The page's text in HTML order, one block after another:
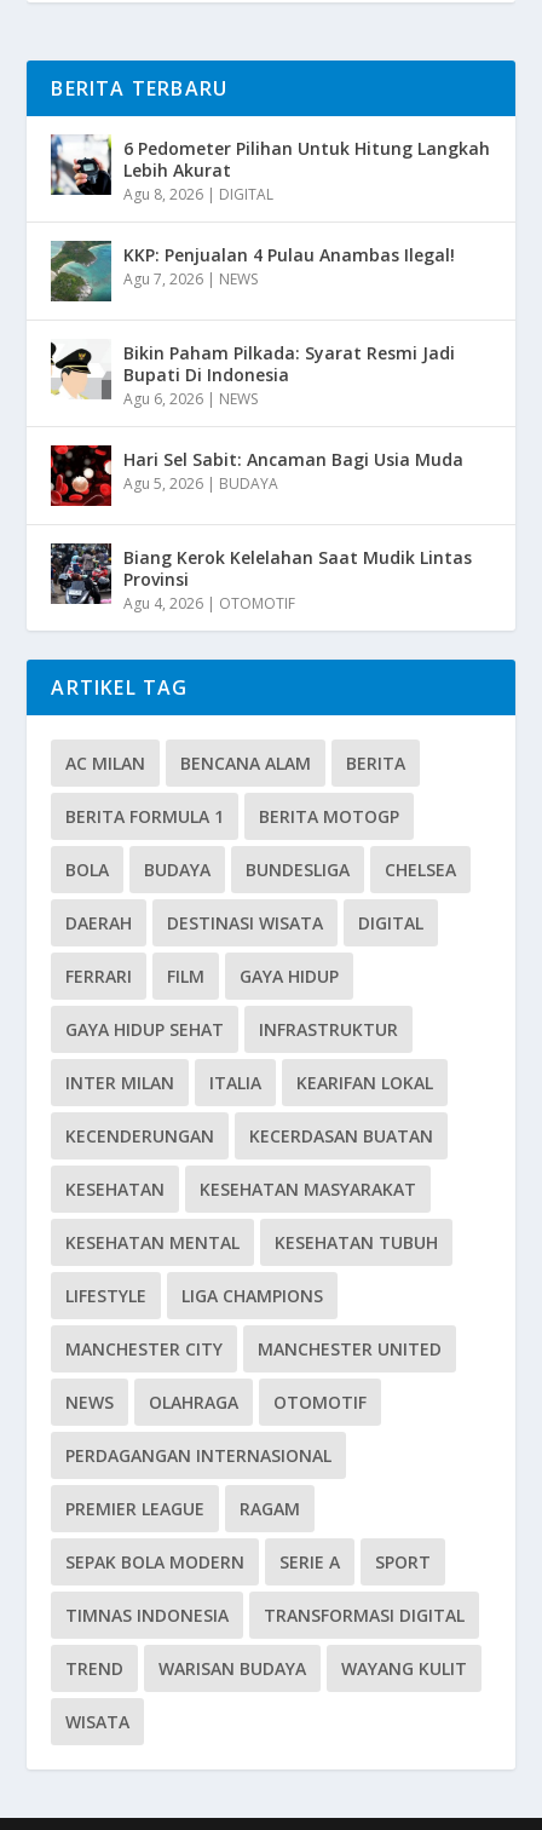
BERITA TERBARU
6 Pedometer Pilihan Untuk Hitung Langkah
Lebih Akurat
Agu 8, 2026 | DIGITAL
KKP: Penjualan 4 Pulau Anambas Ilegal!
Agu 7, 2026 | NEWS
Bikin Paham Pilkada: Syarat Resmi Jadi
Bupati Di Indonesia
Agu 6, 2026 | NEWS
Hari Sel Sabit: Ancaman Bagi Usia Muda
Agu 5, 2026 | BUDAYA
Biang Kerok Kelelahan Saat Mudik Lintas
Provinsi
Agu 4, 2026 | OTOMOTIF
ARTIKEL TAG
AC MILAN BENCANA ALAM BERITA
BERITA FORMULA 1 BERITA MOTOGP
BOLA BUDAYA BUNDESLIGA CHELSEA
DAERAH DESTINASI WISATA DIGITAL
FERRARI FILM GAYA HIDUP
GAYA HIDUP SEHAT INFRASTRUKTUR
INTER MILAN ITALIA KEARIFAN LOKAL
KECENDERUNGAN KECERDASAN BUATAN
KESEHATAN KESEHATAN MASYARAKAT
KESEHATAN MENTAL KESEHATAN TUBUH
LIFESTYLE LIGA CHAMPIONS
MANCHESTER CITY MANCHESTER UNITED
NEWS OLAHRAGA OTOMOTIF
PERDAGANGAN INTERNASIONAL
PREMIER LEAGUE RAGAM
SEPAK BOLA MODERN SERIE A SPORT
TIMNAS INDONESIA TRANSFORMASI DIGITAL
TREND WARISAN BUDAYA WAYANG KULIT
WISATA